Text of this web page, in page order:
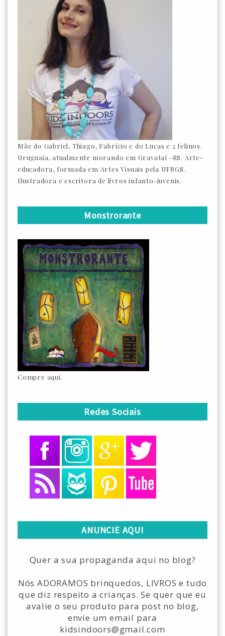
Mãe do Gabriel, Thiago, Fabrício e do Lucas e 2 felinos.
Uruguaia, atualmente morando em Gravataí -RS. Arte-
educadora, formada em Artes Visuais pela UFRGS.
Ilustradora e escritora de livros infanto-juvenis.
Monstrorante
Compre aqui.
Redes Sociais
ANUNCIE AQUI
Quer a sua propaganda aqui no blog?
Nós ADORAMOS brinquedos, LIVROS e tudo
que diz respeito a crianças. Se quer que eu
avalie o seu produto para post no blog,
envie um email para
kidsindoors@gmail.com